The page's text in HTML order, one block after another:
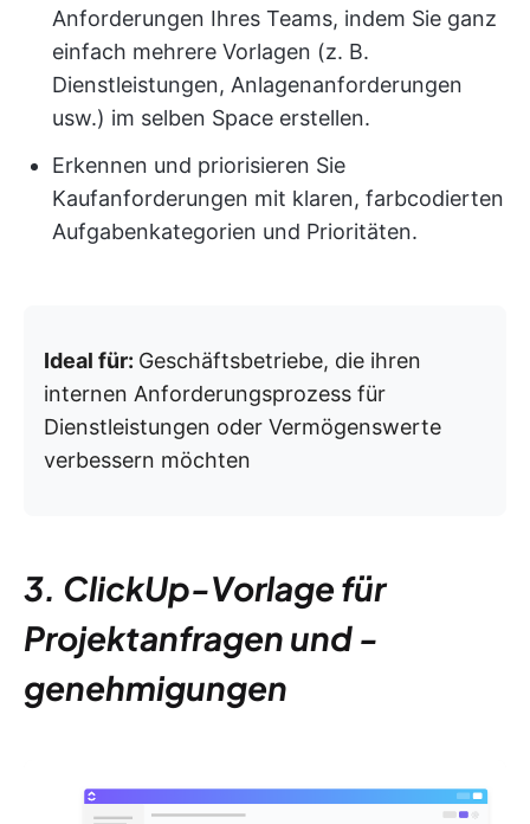
Anforderungen Ihres Teams, indem Sie ganz
einfach mehrere Vorlagen (z. B.
Dienstleistungen, Anlagenanforderungen
usw.) im selben Space erstellen.
Erkennen und priorisieren Sie
Kaufanforderungen mit klaren, farbcodierten
Aufgabenkategorien und Prioritäten.
Ideal für: Geschäftsbetriebe, die ihren
internen Anforderungsprozess für
Dienstleistungen oder Vermögenswerte
verbessern möchten
3. ClickUp-Vorlage für
Projektanfragen und -
genehmigungen